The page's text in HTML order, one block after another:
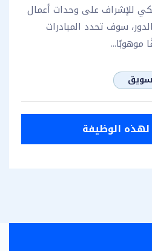
للإشراف على وحدات أعمال
سوف تحدد المبادرات
موهوبًا...
الوظيفة
الوظيفة